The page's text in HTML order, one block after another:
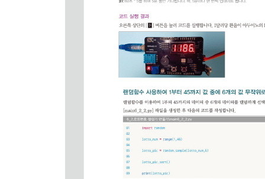
millis 함수로 시리얼통신에 1초마다 hello 출력하기
millis 함수로 시리얼통신에 1초마다 hello 출력하
함수를 사용하여 코드의 가독성 높이기
03_ 1 어두워지면 자동으로 켜지는 전등 만들기
CDS 조도센서의 값을 시리얼통신으로 전송하기
어두워지면 자동으로 켜지는 전등 만들기
어두워지면 3초후 켜지는 전등 만들기